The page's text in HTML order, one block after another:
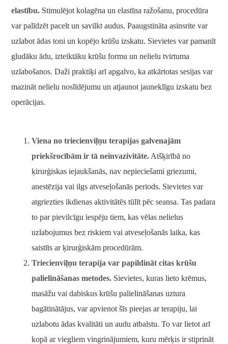
elastību. Stimulējot kolagēna un elastīna ražošanu, procedūra
var palīdzēt pacelt un savilkt audus. Paaugstināta asinsrite var
uzlabot ādas toni un kopējo krūšu izskatu. Sievietes var pamanīt
gludāku ādu, izteiktāku krūšu formu un nelielu tvirtuma
uzlabošanos. Daži praktiķi arī apgalvo, ka atkārtotas sesijas var
mazināt nelielu noslīdējumu un atjaunot jauneklīgu izskatu bez
operācijas.
Viena no triecienviļņu terapijas galvenajām
priekšrocībām ir tā neinvazivitāte. Atšķirībā no
ķirurģiskas iejaukšanās, nav nepieciešami griezumi,
anestēzija vai ilgs atveseļošanās periods. Sievietes var
atgriezties ikdienas aktivitātēs tūlīt pēc seansa. Tas padara
to par pievilcīgu iespēju tiem, kas vēlas nelielus
uzlabojumus bez riskiem vai atveseļošanās laika, kas
saistīts ar ķirurģiskām procedūrām.
Triecienviļņu terapija var papildināt citas krūšu
palielināšanas metodes. Sievietes, kuras lieto krēmus,
masāžu vai dabiskus krūšu palielināšanas uztura
bagātinātājus, var apvienot šīs pieejas ar terapiju, lai
uzlabotu ādas kvalitāti un audu atbalstu. To var lietot arī
kopā ar viegliem vingrinājumiem, kuru mērķis ir stiprināt